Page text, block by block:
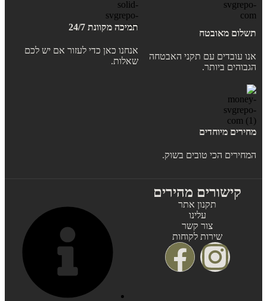
תשלום מאובטח
אנו עובדים עם תקני האבטחה
הגבוהים ביותר.
תמיכה מקוונת 24/7
אנחנו כאן כדי לעזור אם יש לכם
שאלות.
מחירים מיוחדים
המחירים הכי טובים בשוק.
קישורים מהירים
תקנון אתר
עלינו
צור קשר
שירות לקוחות